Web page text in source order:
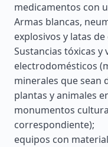
medicamentos con
Armas blancas,
explosivos y latas de
Sustancias tóxicas y
electrodomésticos
minerales que sean
plantas y animales
monumentos
correspondiente);
equipos con